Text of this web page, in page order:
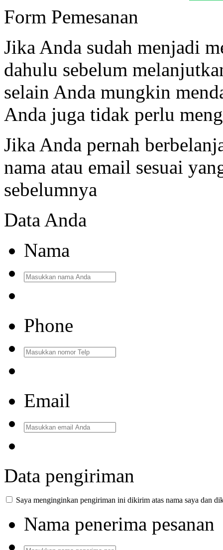
Form Pemesanan
Jika Anda sudah menjadi
dahulu sebelum
selain Anda mungkin
Anda juga tidak perlu
Jika Anda pernah
nama atau email sesuai
sebelumnya
Data Anda
Nama
Phone
Email
Data pengiriman
Saya menginginkan pengiriman ini dikirim atas nama saya dan
Nama penerima pesanan